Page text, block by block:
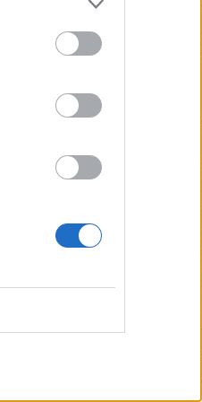
Άνοιξε η
Market Pass
οι πληρωμές
15:13 - 15 Σεπτεμβρίου
Στους